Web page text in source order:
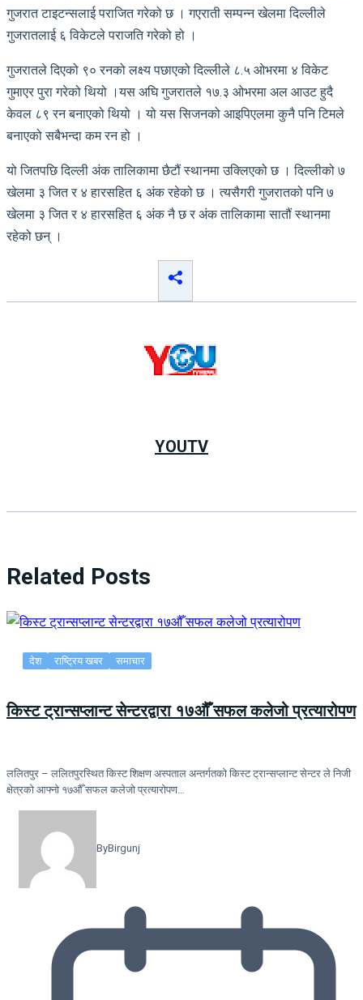
गुजरात टाइटन्सलाई पराजित गरेको छ । गएराती सम्पन्न खेलमा दिल्लीले
गुजरातलाई ६ विकेटले पराजति गरेको हो ।
गुजरातले दिएको ९० रनको लक्ष्य पछाएको दिल्लीले ८.५ ओभरमा ४ विकेट
गुमाएर पुरा गरेको थियो ।यस अघि गुजरातले १७.३ ओभरमा अल आउट हुदै
केवल ८९ रन बनाएको थियो । यो यस सिजनको आइपिएलमा कुनै पनि टिमले
बनाएको सबैभन्दा कम रन हो ।
यो जितपछि दिल्ली अंक तालिकामा छैटौं स्थानमा उक्लिएको छ । दिल्लीको ७
खेलमा ३ जित र ४ हारसहित ६ अंक रहेको छ । त्यसैगरी गुजरातको पनि ७
खेलमा ३ जित र ४ हारसहित ६ अंक नै छ र अंक तालिकामा सातौं स्थानमा
रहेको छन् ।
YOUTV
Related Posts
देश राष्ट्रिय खबर समाचार
किस्ट ट्रान्सप्लान्ट सेन्टरद्वारा १७औँ सफल कलेजो प्रत्यारोपण
ललितपुर – ललितपुरस्थित किस्ट शिक्षण अस्पताल अन्तर्गतको किस्ट ट्रान्सप्लान्ट सेन्टर ले निजी
क्षेत्रको आफ्नो १७औँ सफल कलेजो प्रत्यारोपण…
ByBirgunj